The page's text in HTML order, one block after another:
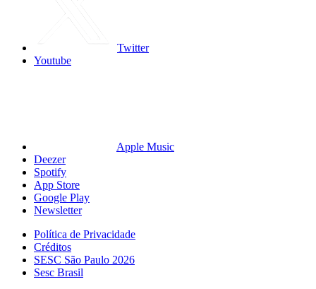
Twitter
Youtube
Apple Music
Deezer
Spotify
App Store
Google Play
Newsletter
Política de Privacidade
Créditos
SESC São Paulo 2026
Sesc Brasil